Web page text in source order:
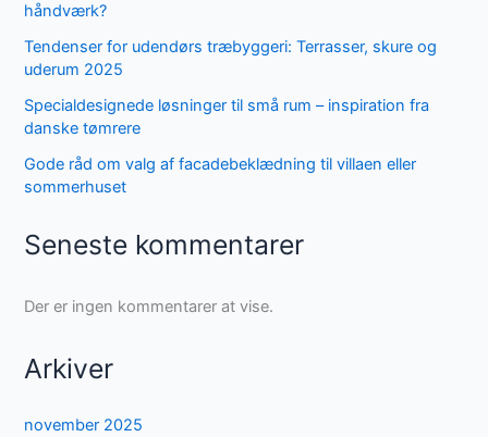
håndværk?
Tendenser for udendørs træbyggeri: Terrasser, skure og
uderum 2025
Specialdesignede løsninger til små rum – inspiration fra
danske tømrere
Gode råd om valg af facadebeklædning til villaen eller
sommerhuset
Seneste kommentarer
Der er ingen kommentarer at vise.
Arkiver
november 2025